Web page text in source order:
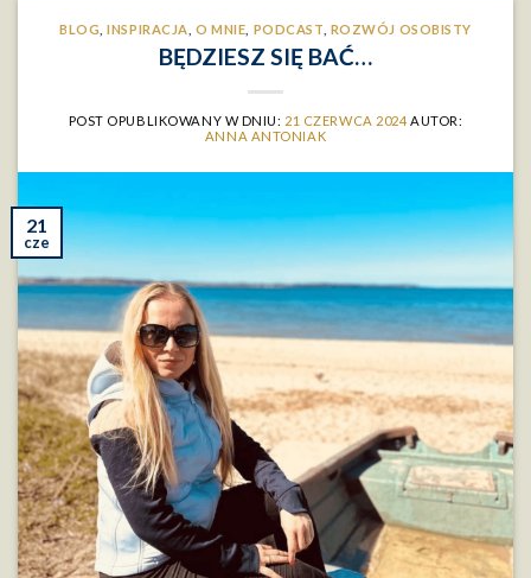
BLOG ,INSPIRACJA ,O MNIE PODCAST ROZWÓJ OSOBISTY
BĘDZIESZ SIĘ BAĆ…
POST OPUBLIKOWANY W DNIU: 21 CZERWCA 2024 AUTOR:
ANNA ANTONIAK
21
cze